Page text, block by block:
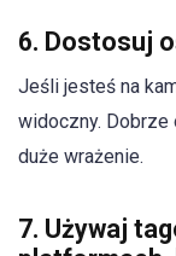
6. Dostosuj
Jeśli jesteś na
widoczny.
duże wrażenie.
7. Używaj